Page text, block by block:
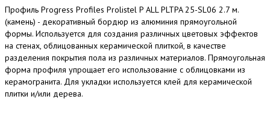
Профиль Progress Profiles Prolistel P ALL PLTPA 25-SL06 2.7 м.
(камень) - декоративный бордюр из алюминия прямоугольной
формы. Используется для создания различных цветовых эффектов
на стенах, облицованных керамической плиткой, в качестве
разделения покрытия пола из различных материалов. Прямоугольная
форма профиля упрощает его использование с облицовками из
керамогранита. Для укладки используется клей для керамической
плитки и/или дерева.